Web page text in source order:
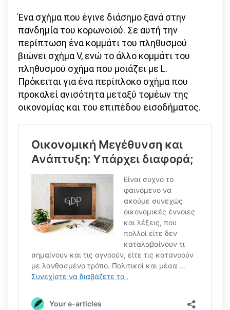
Ένα σχήμα που έγινε διάσημο ξανά στην
πανδημία του κορωνοϊού. Σε αυτή την
περίπτωση ένα κομμάτι του πληθυσμού
βιώνει σχήμα V, ενώ το άλλο κομμάτι του
πληθυσμού σχήμα που μοιάζει με L.
Πρόκειται για ένα περίπλοκο σχήμα που
προκαλεί ανισότητα μεταξύ τομέων της
οικονομίας και του επιπέδου εισοδήματος.